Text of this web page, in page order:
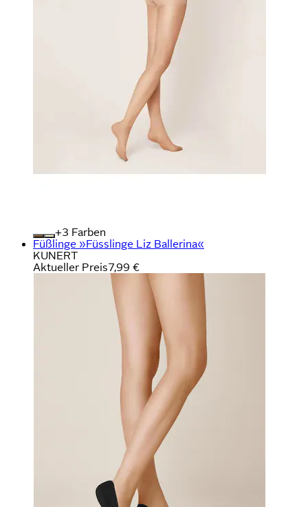
+
Farben
Füßlinge »Füsslinge Liz Ballerina«
KUNERT
Aktueller Preis7,99 €